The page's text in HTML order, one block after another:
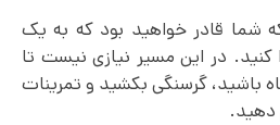
شما قادر خواهید بود که به یک
در این مسیر نیازی نیست تا
باشید، گرسنگی بکشید و تمرینات
دهید.